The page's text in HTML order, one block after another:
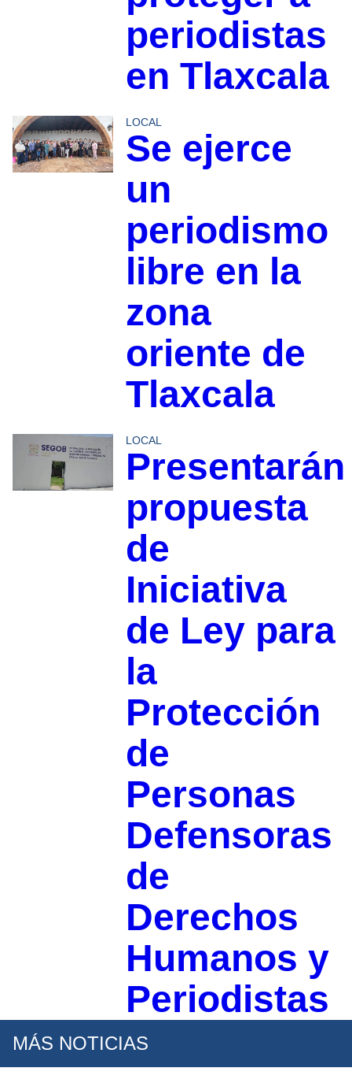
periodistas
en Tlaxcala
LOCAL
Se ejerce
un
periodismo
libre en la
zona
oriente de
Tlaxcala
LOCAL
Presentarán
propuesta
de
Iniciativa
de Ley para
la
Protección
de
Personas
Defensoras
de
Derechos
Humanos y
Periodistas
MÁS NOTICIAS